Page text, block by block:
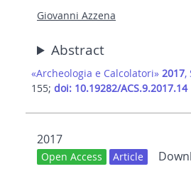
Giovanni Azzena
Abstract
«Archeologia e Calcolatori» 2017,
155; doi: 10.19282/ACS.9.2017.14
2017
Open Access Article